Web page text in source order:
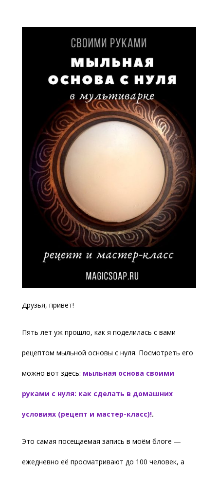
Друзья, привет!
Пять лет уж прошло, как я поделилась с вами
рецептом мыльной основы с нуля. Посмотреть его
можно вот здесь: мыльная основа своими
руками с нуля: как сделать в домашних
условиях (рецепт и мастер-класс)!.
Это самая посещаемая запись в моём блоге —
ежедневно её просматривают до 100 человек, а